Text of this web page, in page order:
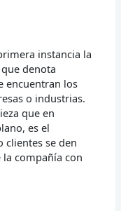
instancia la
denota
encuentran los
o industrias.
que en
es el
clientes se den
compañía con